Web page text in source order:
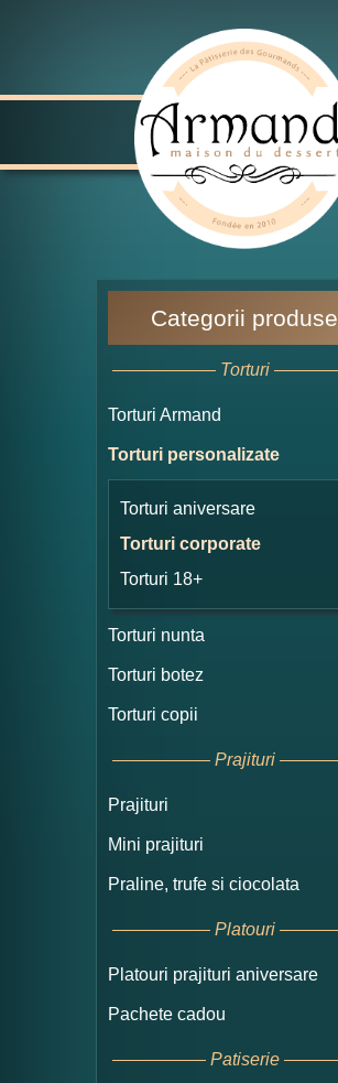
Categorii produse
Torturi
Torturi Armand
Torturi personalizate
Torturi aniversare
Torturi corporate
Torturi 18+
Torturi nunta
Torturi botez
Torturi copii
Prajituri
Prajituri
Mini prajituri
Praline, trufe si ciocolata
Platouri
Platouri prajituri aniversare
Pachete cadou
Patiserie